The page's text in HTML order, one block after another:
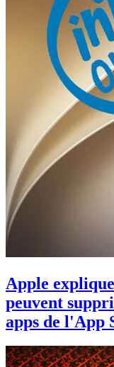
Apple
peuvent
apps de l'App